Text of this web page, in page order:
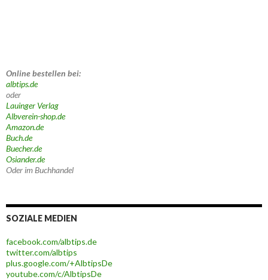
Online bestellen bei:
albtips.de
oder
Lauinger Verlag
Albverein-shop.de
Amazon.de
Buch.de
Buecher.de
Osiander.de
Oder im Buchhandel
SOZIALE MEDIEN
facebook.com/albtips.de
twitter.com/albtips
plus.google.com/+AlbtipsDe
youtube.com/c/AlbtipsDe